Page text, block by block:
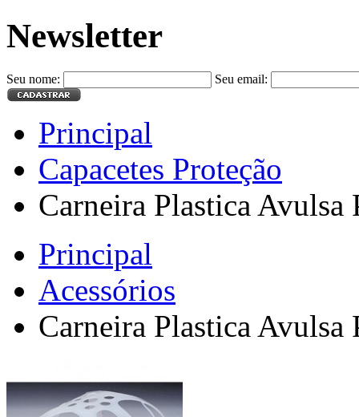
Newsletter
Seu nome: Seu email:
Principal
Capacetes Proteção
Carneira Plastica Avulsa
Principal
Acessórios
Carneira Plastica Avulsa